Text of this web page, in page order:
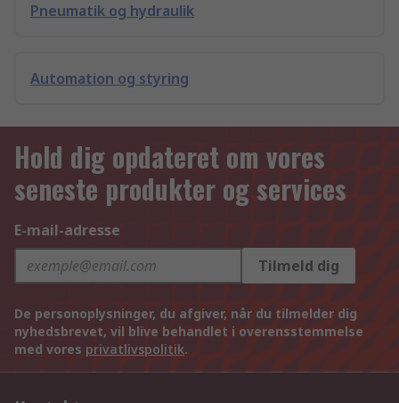
Pneumatik og hydraulik
Automation og styring
Hold dig opdateret om vores
seneste produkter og services
E-mail-adresse
Tilmeld dig
De personoplysninger, du afgiver, når du tilmelder dig
nyhedsbrevet, vil blive behandlet i overensstemmelse
med vores privatlivspolitik.